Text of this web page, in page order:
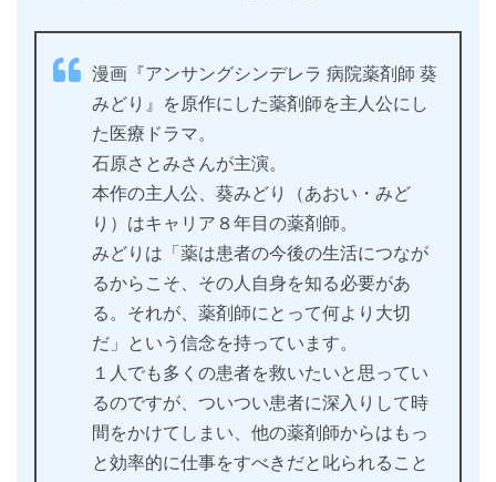
漫画『アンサングシンデレラ 病院薬剤師 葵
みどり』を原作にした薬剤師を主人公にし
た医療ドラマ。
石原さとみさんが主演。
本作の主人公、葵みどり（あおい・みど
り）はキャリア８年目の薬剤師。
みどりは「薬は患者の今後の生活につなが
るからこそ、その人自身を知る必要があ
る。それが、薬剤師にとって何より大切
だ」という信念を持っています。
１人でも多くの患者を救いたいと思ってい
るのですが、ついつい患者に深入りして時
間をかけてしまい、他の薬剤師からはもっ
と効率的に仕事をすべきだと叱られること